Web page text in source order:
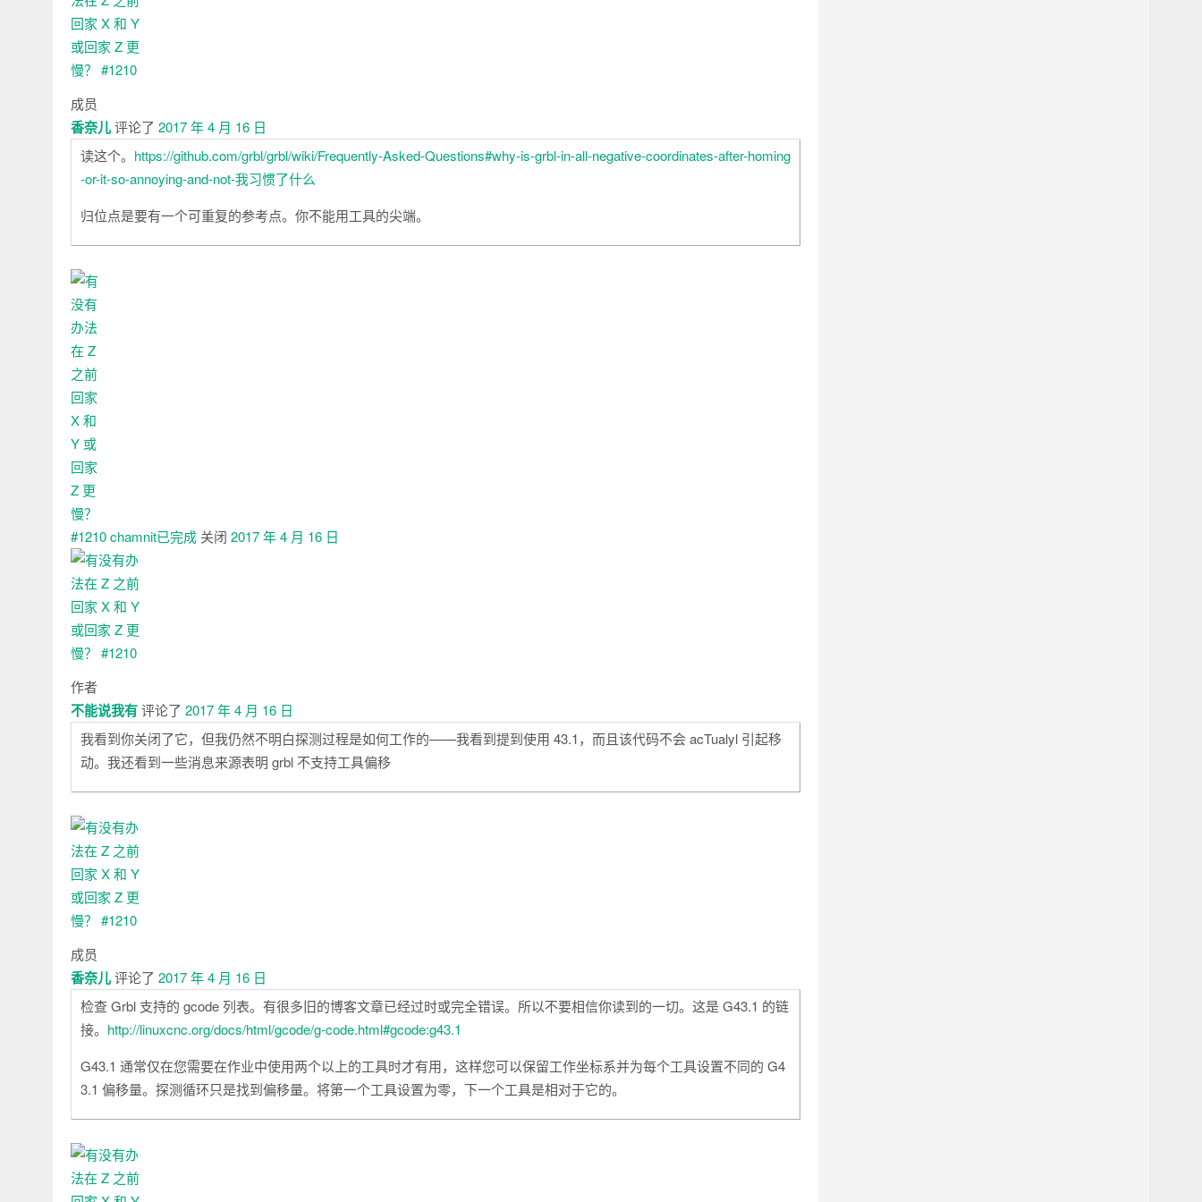
成员
香奈儿评论了 2017 年 4 月 16 日
读这个。 https://github.com/grbl/grbl/wiki/Frequently-Asked-Questions#why-is-grbl-in-all-negative-coordinates-after-homing
-or-it-so-annoying-and-not-我习惯了什么
归位点是要有一个可重复的参考点。你不能用工具的尖端。
chamnit已完成 关闭 2017 年 4 月 16 日
作者
不能说我有评论了 2017 年 4 月 16 日
我看到你关闭了它，但我仍然不明白探测过程是如何工作的——我看到提到使用 43.1，而且该代码不会 acTualyl 引起移
动。我还看到一些消息来源表明 grbl 不支持工具偏移
成员
香奈儿评论了 2017 年 4 月 16 日
检查 Grbl 支持的 gcode 列表。有很多旧的博客文章已经过时或完全错误。所以不要相信你读到的一切。这是 G43.1 的链
接。 http://linuxcnc.org/docs/html/gcode/g-code.html#gcode:g43.1
G43.1 通常仅在您需要在作业中使用两个以上的工具时才有用，这样您可以保留工作坐标系并为每个工具设置不同的 G4
3.1 偏移量。探测循环只是找到偏移量。将第一个工具设置为零，下一个工具是相对于它的。